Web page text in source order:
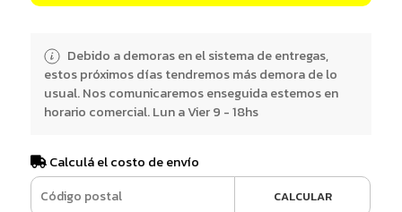
Debido a demoras en el sistema de entregas,
estos próximos días tendremos más demora de lo
usual. Nos comunicaremos enseguida estemos en
horario comercial. Lun a Vier 9 - 18hs
Calculá el costo de envío
CALCULAR